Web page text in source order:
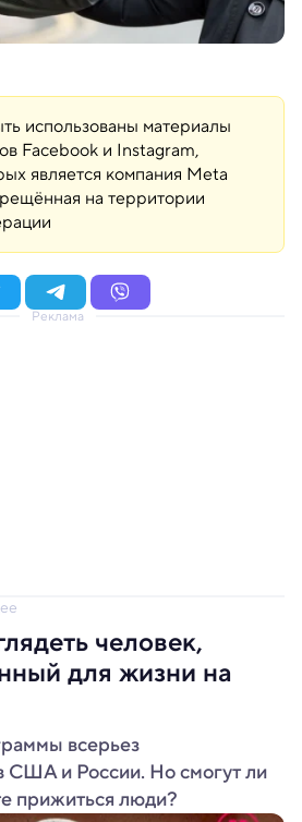
использованы материалы
Facebook и Instagram,
является компания Meta
на территории
Реклама
человек,
для жизни на
всерьез
США и России. Но смогут ли
прижиться люди?